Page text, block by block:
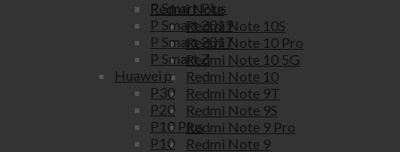
Redmi Note
Redmi Note 10S
Redmi Note 10 Pro
Redmi Note 10 5G
Redmi Note 10
Redmi Note 9T
Redmi Note 9S
Redmi Note 9 Pro
Redmi Note 9
P Smart Plus
P Smart 2019
P Smart 2017
P Smart Z
Huawei p
P30
P20
P10 Plus
P10